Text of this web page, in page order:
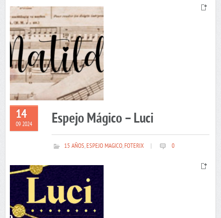
14
09 2024 Espejo Mágico – Luci
15 AÑOS,ESPEJO MAGICO,FOTERIX 0